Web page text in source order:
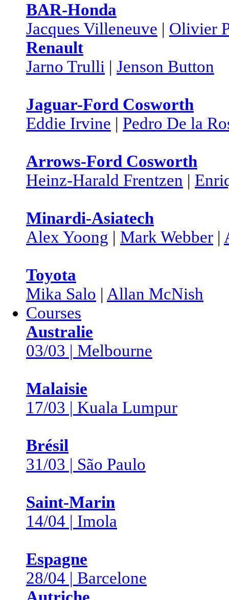
BAR-Honda
Jacques Villeneuve | Olivier
Renault
Jarno Trulli | Jenson Button
Jaguar-Ford Cosworth
Eddie Irvine | Pedro De la
Arrows-Ford Cosworth
Heinz-Harald Frentzen |
Minardi-Asiatech
Alex Yoong | Mark Webber |
Toyota
Mika Salo | Allan McNish
Courses
Australie
03/03 | Melbourne
Malaisie
17/03 | Kuala Lumpur
Brésil
31/03 | São Paulo
Saint-Marin
14/04 | Imola
Espagne
28/04 | Barcelone